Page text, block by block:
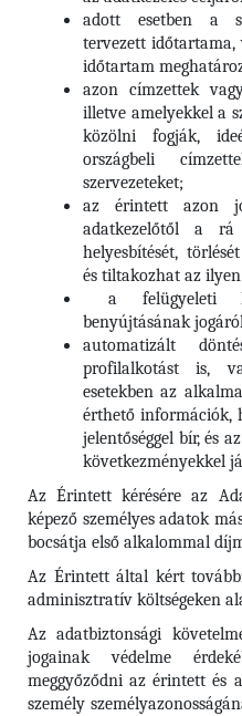
adott esetben a
tervezett időtartama,
időtartam
azon címzettek
illetve amelyekkel a
közölni fogják,
országbeli
szervezeteket;
az érintett azon
adatkezelőtől a rá
helyesbítését,
és tiltakozhat az ilyen
a felügyeleti
benyújtásának
automatizált
profilalkotást is,
esetekben az
érthető információk,
jelentőséggel bír, és
következményekkel
Az Érintett kérésére az
képező személyes adatok
bocsátja első alkalommal
Az Érintett által kért
adminisztratív költségeken
Az adatbiztonsági
jogainak védelme
meggyőződni az érintett és
személy